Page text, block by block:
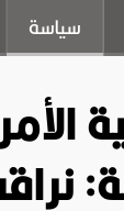
سياسة